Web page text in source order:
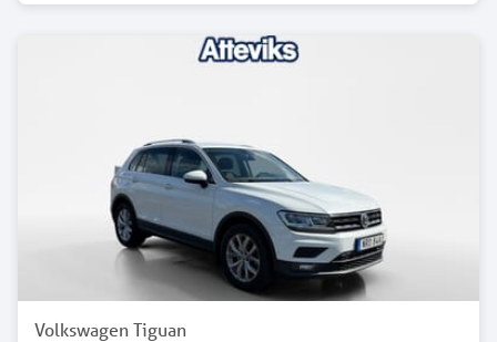
Volkswagen Tiguan